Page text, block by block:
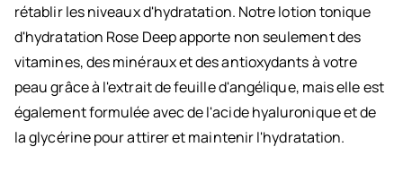
rétablir les niveaux d'hydratation. Notre lotion tonique
d'hydratation Rose Deep apporte non seulement des
vitamines, des minéraux et des antioxydants à votre
peau grâce à l'extrait de feuille d'angélique, mais elle est
également formulée avec de l'acide hyaluronique et de
la glycérine pour attirer et maintenir l'hydratation.